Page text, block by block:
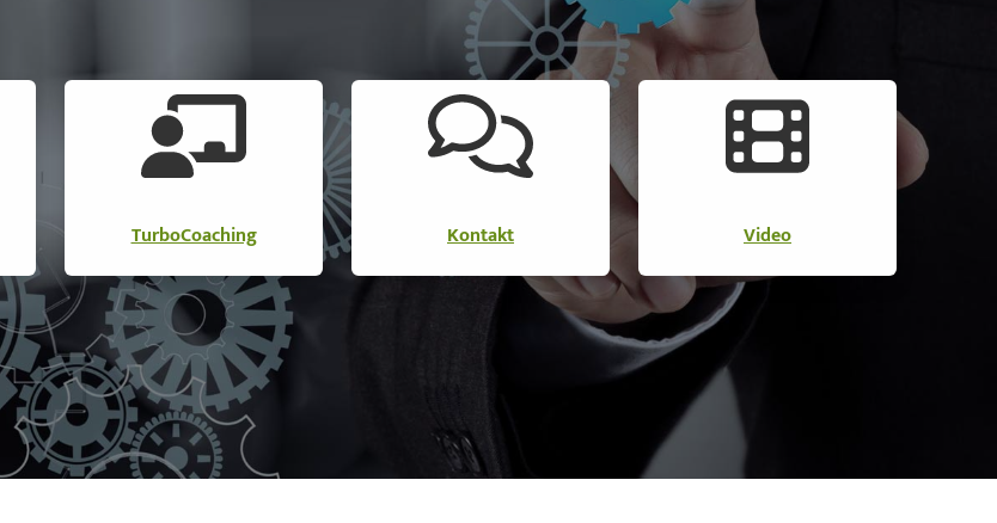
TurboCoaching Kontakt Video